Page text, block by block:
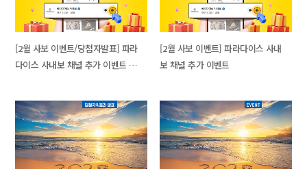
[2월 사보 이벤트/당첨자발표] 파라
다이스 사내보 채널 추가 이벤트 결
[2월 사보 이벤트] 파라다이스 사내
보 채널 추가 이벤트